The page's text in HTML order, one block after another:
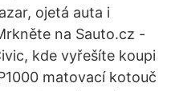
ojetá auta i
na Sauto.cz -
kde vyřešíte koupi
matovací kotouč